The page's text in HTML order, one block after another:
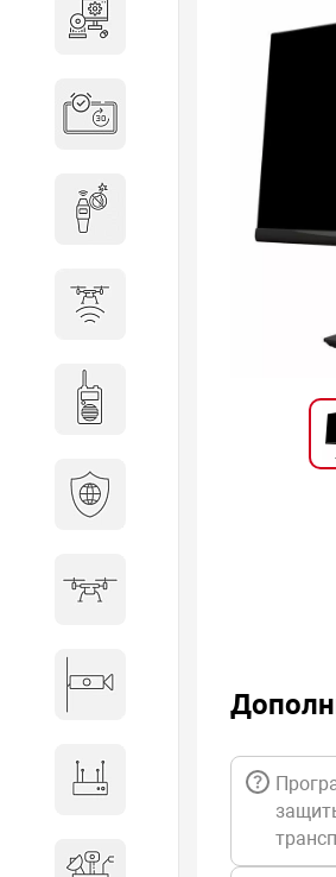
Программное
Система бронирования
переговорных
Досмотровое
Сетевое оборудование
Антитеррористическое